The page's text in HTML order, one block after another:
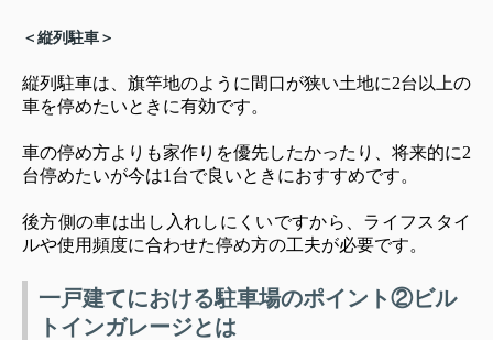
＜縦列駐車＞
縦列駐車は、旗竿地のように間口が狭い土地に2台以上の
車を停めたいときに有効です。
車の停め方よりも家作りを優先したかったり、将来的に2
台停めたいが今は1台で良いときにおすすめです。
後方側の車は出し入れしにくいですから、ライフスタイ
ルや使用頻度に合わせた停め方の工夫が必要です。
一戸建てにおける駐車場のポイント②ビル
トインガレージとは